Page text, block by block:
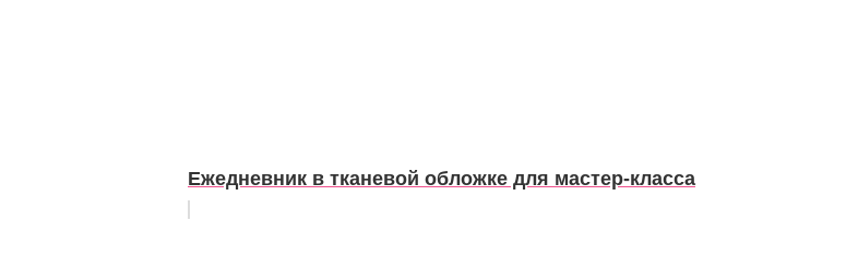
Ежедневник в тканевой обложке для мастер-класса